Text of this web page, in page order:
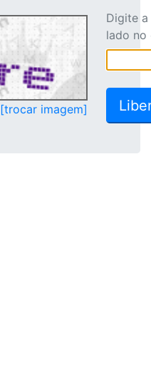
[trocar imagem]
Digite
lado no